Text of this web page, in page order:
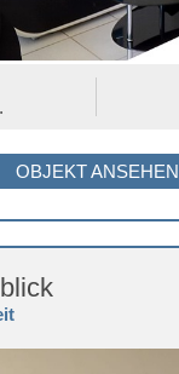
OBJEKT ANSEHEN